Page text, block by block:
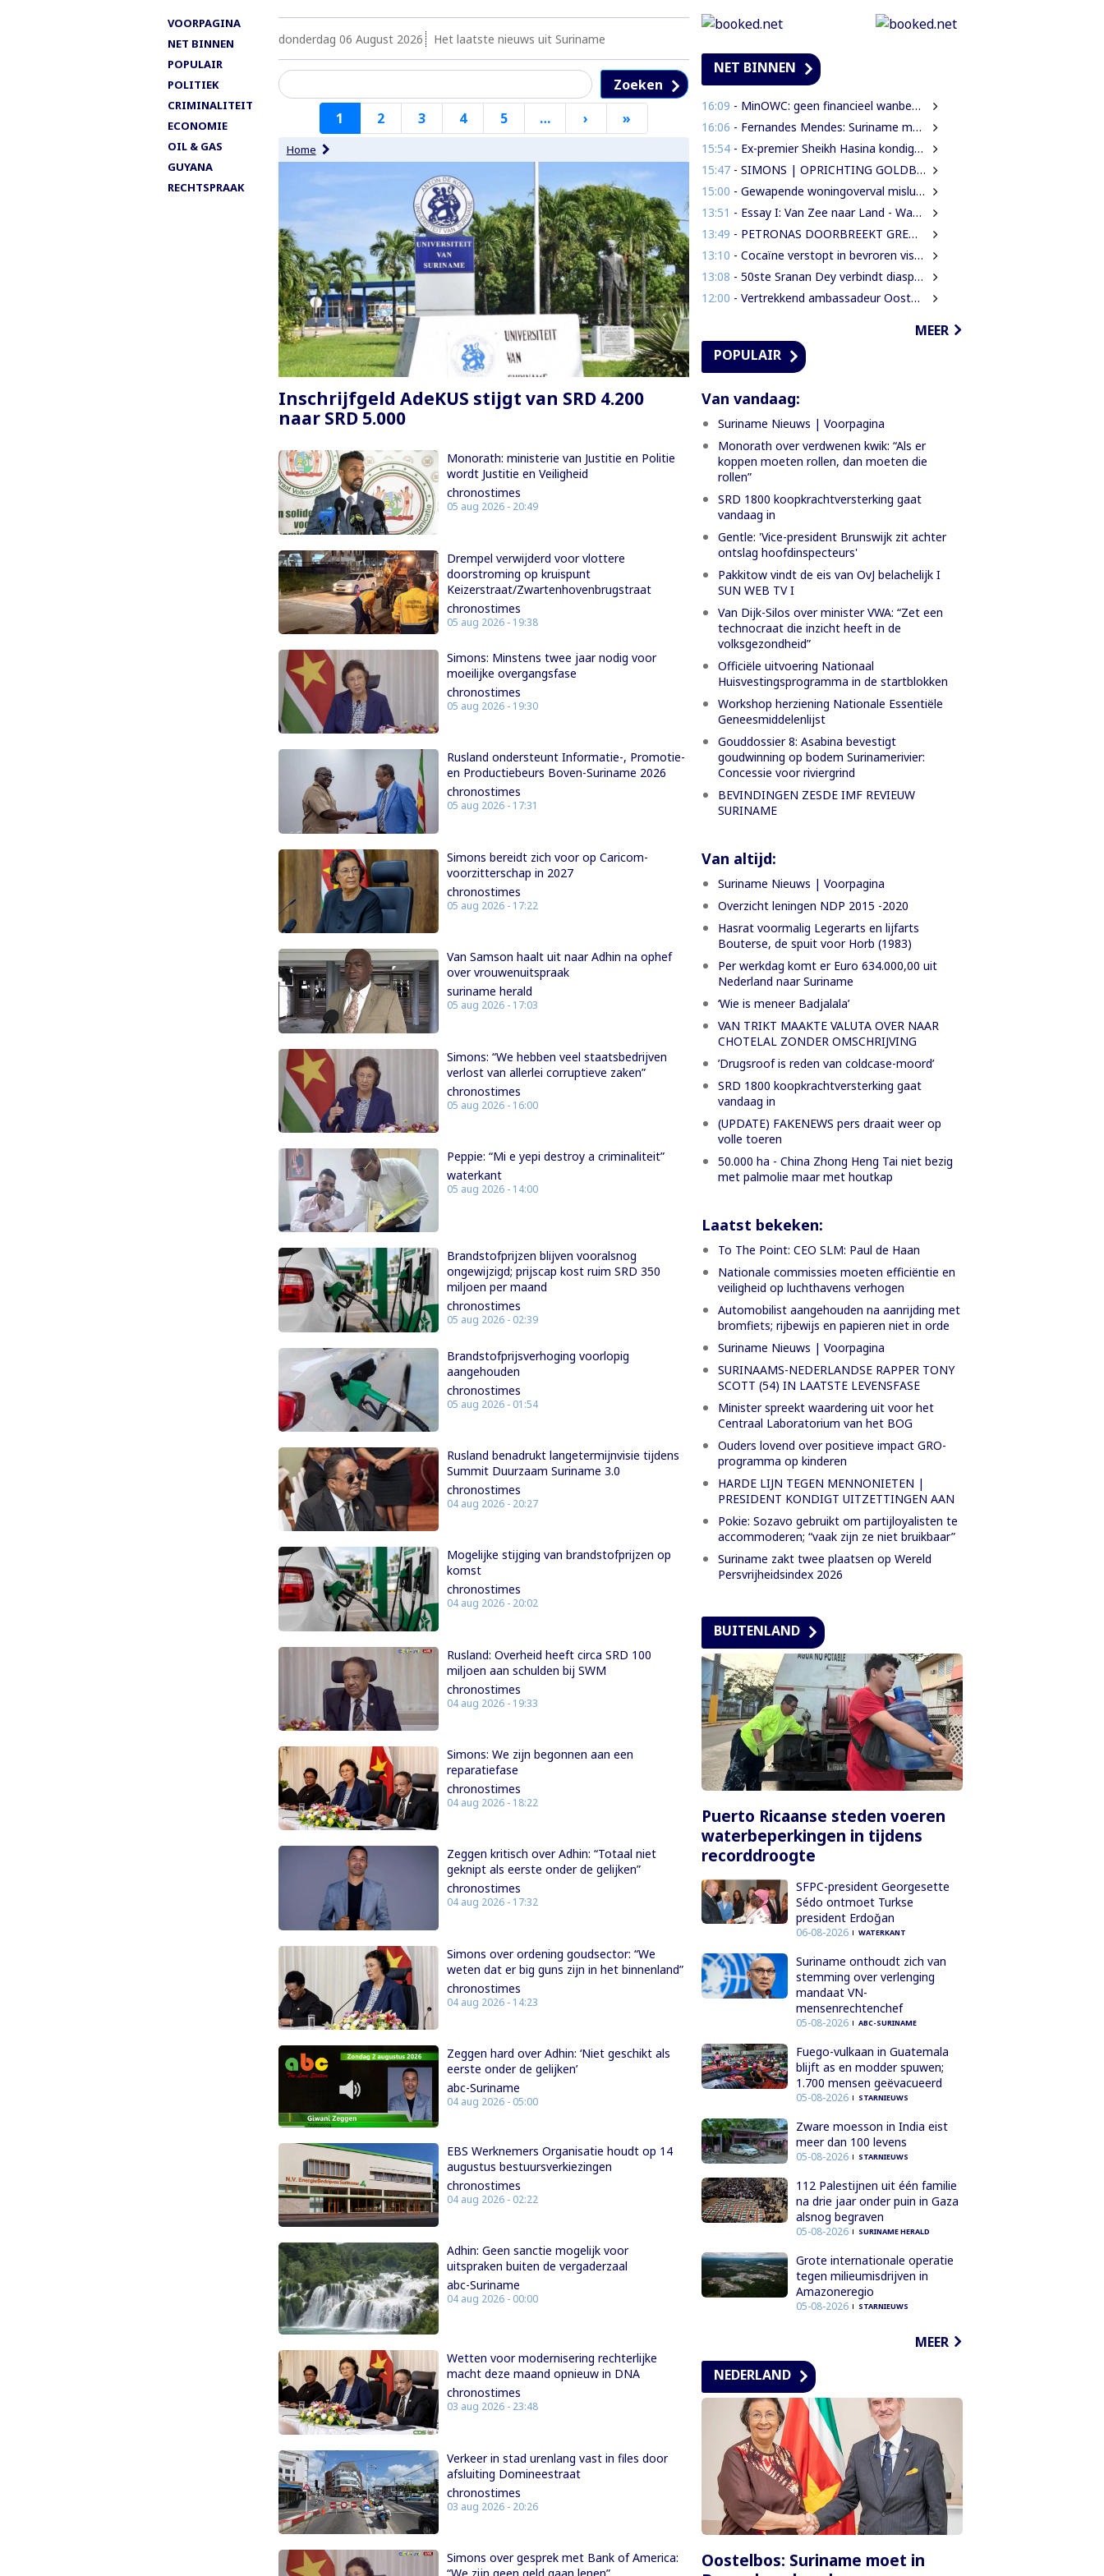
VOORPAGINA
NET BINNEN
POPULAIR
POLITIEK
CRIMINALITEIT
ECONOMIE
OIL & GAS
GUYANA
RECHTSPRAAK
donderdag 06 August 2026 Het laatste nieuws uit Suriname
Zoeken
Paginering
1 2 3 4 5 … › Volgende
pagina
»
pagina
Home
Inschrijfgeld AdeKUS stijgt van SRD 4.200
naar SRD 5.000
Monorath: ministerie van Justitie en Politie
wordt Justitie en Veiligheid
chronostimes
05 aug 2026 - 20:49
Drempel verwijderd voor vlottere
doorstroming op kruispunt
Keizerstraat/Zwartenhovenbrugstraat
chronostimes
05 aug 2026 - 19:38
Simons: Minstens twee jaar nodig voor
moeilijke overgangsfase
chronostimes
05 aug 2026 - 19:30
Rusland ondersteunt Informatie-, Promotie-
en Productiebeurs Boven-Suriname 2026
chronostimes
05 aug 2026 - 17:31
Simons bereidt zich voor op Caricom-
voorzitterschap in 2027
chronostimes
05 aug 2026 - 17:22
Van Samson haalt uit naar Adhin na ophef
over vrouwenuitspraak
suriname herald
05 aug 2026 - 17:03
Simons: “We hebben veel staatsbedrijven
verlost van allerlei corruptieve zaken”
chronostimes
05 aug 2026 - 16:00
Peppie: “Mi e yepi destroy a criminaliteit”
waterkant
05 aug 2026 - 14:00
Brandstofprijzen blijven vooralsnog
ongewijzigd; prijscap kost ruim SRD 350
miljoen per maand
chronostimes
05 aug 2026 - 02:39
Brandstofprijsverhoging voorlopig
aangehouden
chronostimes
05 aug 2026 - 01:54
Rusland benadrukt langetermijnvisie tijdens
Summit Duurzaam Suriname 3.0
chronostimes
04 aug 2026 - 20:27
Mogelijke stijging van brandstofprijzen op
komst
chronostimes
04 aug 2026 - 20:02
Rusland: Overheid heeft circa SRD 100
miljoen aan schulden bij SWM
chronostimes
04 aug 2026 - 19:33
Simons: We zijn begonnen aan een
reparatiefase
chronostimes
04 aug 2026 - 18:22
Zeggen kritisch over Adhin: “Totaal niet
geknipt als eerste onder de gelijken”
chronostimes
04 aug 2026 - 17:32
Simons over ordening goudsector: “We
weten dat er big guns zijn in het binnenland”
chronostimes
04 aug 2026 - 14:23
Zeggen hard over Adhin: ‘Niet geschikt als
eerste onder de gelijken’
abc-Suriname
04 aug 2026 - 05:00
EBS Werknemers Organisatie houdt op 14
augustus bestuursverkiezingen
chronostimes
04 aug 2026 - 02:22
Adhin: Geen sanctie mogelijk voor
uitspraken buiten de vergaderzaal
abc-Suriname
04 aug 2026 - 00:00
Wetten voor modernisering rechterlijke
macht deze maand opnieuw in DNA
chronostimes
03 aug 2026 - 23:48
Verkeer in stad urenlang vast in files door
afsluiting Domineestraat
chronostimes
03 aug 2026 - 20:26
Simons over gesprek met Bank of America:
NET BINNEN
16:09 - MinOWC: geen financieel wanbeheer door IMEAO-2-directeur, wel procedurele fouten
16:06 - Fernandes Mendes: Suriname moet kiezen voor presidentieel of parlementair stelsel
15:54- Ex-premier Sheikh Hasina kondigt terugkeer naar Bangladesh aan ondanks doodstraf
15:47- SIMONS | OPRICHTING GOLDBOARD MOET GOUDSECTOR ORDENEN EN STAATSINKOMSTEN VERHOGEN
15:00 - Gewapende woningoverval mislukt nadat bewoners en buren alarm slaan
13:51 - Essay I: Van Zee naar Land - Wat Suriname zelf moet weten over de Nieuwe Raffinaderij en Gas-to-Shore
13:49 - PETRONAS DOORBREEKT GRENS VAN 1 MILJARD VATEN IN BLOK 52 | WAT BETEKENT DEZE MIJLPAAL VOOR DE SURINAAMSE ECONOMIE?
13:10 - Cocaïne verstopt in bevroren vissen ontdekt bij douanecontrole
13:08 - 50ste Sranan Dey verbindt diaspora, cultuur en ondernemerschap in New York
12:00 - Vertrekkend ambassadeur Oostelbos: ‘De grootste rijkdom van Suriname zijn de mensen’
MEER
POPULAIR
Van vandaag:
Suriname Nieuws | Voorpagina
Monorath over verdwenen kwik: “Als er
koppen moeten rollen, dan moeten die
rollen”
SRD 1800 koopkrachtversterking gaat
vandaag in
Gentle: 'Vice-president Brunswijk zit achter
ontslag hoofdinspecteurs'
Pakkitow vindt de eis van OvJ belachelijk I
SUN WEB TV I
Van Dijk-Silos over minister VWA: “Zet een
technocraat die inzicht heeft in de
volksgezondheid”
Officiële uitvoering Nationaal
Huisvestingsprogramma in de startblokken
Workshop herziening Nationale Essentiële
Geneesmiddelenlijst
Gouddossier 8: Asabina bevestigt
goudwinning op bodem Surinamerivier:
Concessie voor riviergrind
BEVINDINGEN ZESDE IMF REVIEUW
SURINAME
Van altijd:
Suriname Nieuws | Voorpagina
Overzicht leningen NDP 2015 -2020
Hasrat voormalig Legerarts en lijfarts
Bouterse, de spuit voor Horb (1983)
Per werkdag komt er Euro 634.000,00 uit
Nederland naar Suriname
‘Wie is meneer Badjalala’
VAN TRIKT MAAKTE VALUTA OVER NAAR
CHOTELAL ZONDER OMSCHRIJVING
’Drugsroof is reden van coldcase-moord’
SRD 1800 koopkrachtversterking gaat
vandaag in
(UPDATE) FAKENEWS pers draait weer op
volle toeren
50.000 ha - China Zhong Heng Tai niet bezig
met palmolie maar met houtkap
Laatst bekeken:
To The Point: CEO SLM: Paul de Haan
Nationale commissies moeten efficiëntie en
veiligheid op luchthavens verhogen
Automobilist aangehouden na aanrijding met
bromfiets; rijbewijs en papieren niet in orde
Suriname Nieuws | Voorpagina
SURINAAMS-NEDERLANDSE RAPPER TONY
SCOTT (54) IN LAATSTE LEVENSFASE
Minister spreekt waardering uit voor het
Centraal Laboratorium van het BOG
Ouders lovend over positieve impact GRO-
programma op kinderen
HARDE LIJN TEGEN MENNONIETEN |
PRESIDENT KONDIGT UITZETTINGEN AAN
Pokie: Sozavo gebruikt om partijloyalisten te
accommoderen; “vaak zijn ze niet bruikbaar”
Suriname zakt twee plaatsen op Wereld
Persvrijheidsindex 2026
BUITENLAND
Puerto Ricaanse steden voeren
waterbeperkingen in tijdens
recorddroogte
SFPC-president Georgesette
Sédo ontmoet Turkse
president Erdoğan
06-08-2026 WATERKANT
Suriname onthoudt zich van
stemming over verlenging
mandaat VN-
mensenrechtenchef
05-08-2026 ABC-SURINAME
Fuego-vulkaan in Guatemala
blijft as en modder spuwen;
1.700 mensen geëvacueerd
05-08-2026 STARNIEUWS
Zware moesson in India eist
meer dan 100 levens
05-08-2026 STARNIEUWS
112 Palestijnen uit één familie
na drie jaar onder puin in Gaza
alsnog begraven
05-08-2026 SURINAME HERALD
Grote internationale operatie
tegen milieumisdrijven in
Amazoneregio
05-08-2026 STARNIEUWS
MEER
NEDERLAND
Oostelbos: Suriname moet in